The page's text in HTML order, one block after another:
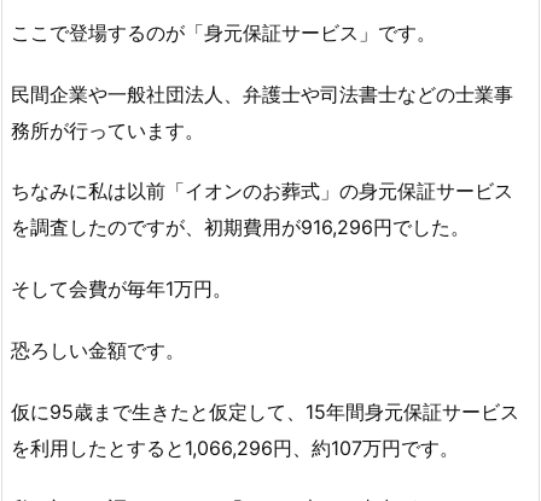
ここで登場するのが「身元保証サービス」です。
民間企業や一般社団法人、弁護士や司法書士などの士業事
務所が行っています。
ちなみに私は以前「イオンのお葬式」の身元保証サービス
を調査したのですが、初期費用が916,296円でした。
そして会費が毎年1万円。
恐ろしい金額です。
仮に95歳まで生きたと仮定して、15年間身元保証サービス
を利用したとすると1,066,296円、約107万円です。